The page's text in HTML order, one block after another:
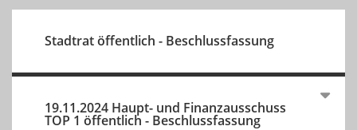
Stadtrat öffentlich - Beschlussfassung
19.11.2024 Haupt- und Finanzausschuss
TOP 1 öffentlich - Beschlussfassung